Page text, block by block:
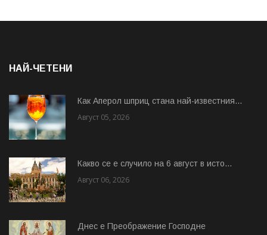
НАЙ-ЧЕТЕНИ
Как Аперол шприц стана най-известния...
Август 05, 2026
Какво се е случило на 6 август в исто...
Август 06, 2026
Днес е Преображение Господне